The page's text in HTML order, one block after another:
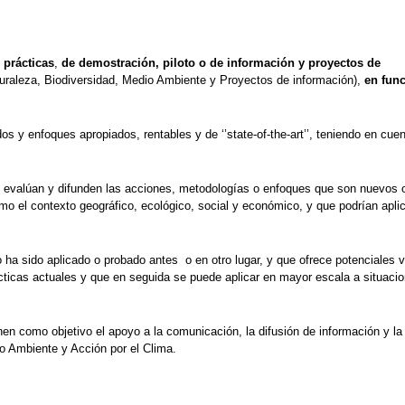
prácticas de demostración, piloto o de información y proyectos de
Biodiversidad, Medio Ambiente y Proyectos de información), en
y enfoques apropiados, rentables y de ‘’state-of-the-art’’, teniendo en
y difunden las acciones, metodologías o enfoques que son nuevos
el contexto geográfico, ecológico, social y económico, y que podrían
sido aplicado o probado antes o en otro lugar, y que ofrece potenciales
actuales y que en seguida se puede aplicar en mayor escala a
como objetivo el apoyo a la comunicación, la difusión de información y la
Ambiente y Acción por el Clima.